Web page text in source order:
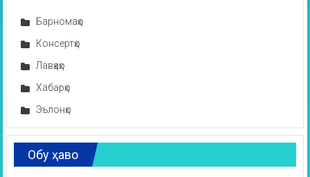
Барномаҳо
Консертҳо
Лавҳаҳо
Хабарҳо
Эълонҳо
Обу ҳаво